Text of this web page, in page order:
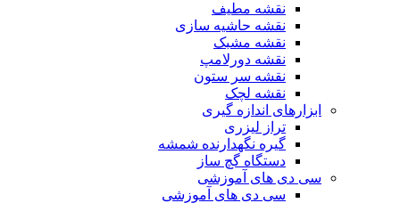
نقشه مطیف
نقشه حاشیه سازی
نقشه مشبک
نقشه دورلامپ
نقشه سر ستون
نقشه لچک
ابزارهای اندازه گیری
تراز لیزری
گیره نگهدارنده شمشه
دستگاه گچ ساز
سی دی های آموزشی
سی دی های آموزشی